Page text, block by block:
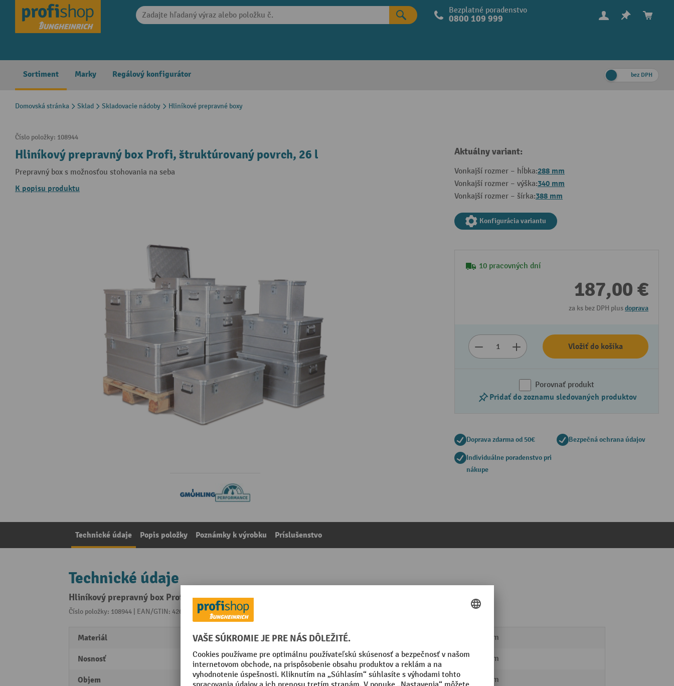
Skip to main navigation Bezplatné poradenstvo
0800 109 999
Sortiment Marky Regálový konfigurátor bez DPH
Domovská stránka Sklad Skladovacie nádoby Hliníkové prepravné boxy
Číslo položky: 108944
Hliníkový prepravný box Profi, štruktúrovaný povrch, 26 l
Prepravný box s možnosťou stohovania na seba
K popisu produktu
Aktuálny variant:
Vonkajší rozmer – hĺbka:288 mm
Vonkajší rozmer – výška:340 mm
Vonkajší rozmer – šírka:388 mm
Konfigurácia variantu
10 pracovných dní
187,00 €
za ks bez DPH plusdoprava
Vložiť do košíka
Porovnať produkt
Pridať do zoznamu sledovaných produktov
Doprava zdarma od 50€ Bezpečná ochrana údajov
Individuálne poradenstvo pri
nákupe
Technické údaje Popis položky Poznámky k výrobku Príslušenstvo
Technické údaje
Hliníkový prepravný box Profi, štruktúrovaný povrch, 26 l
Číslo položky: 108944 | EAN/GTIN: 4260257920711Z kategórie:
Materiál Hliník
Nosnosť 20 kg
Objem 26 l
Vnútorný rozmer – hĺbka 253 mm
Vnútorný rozmer – výška 310 mm
Vonkajší rozmer – hĺbka 288 mm